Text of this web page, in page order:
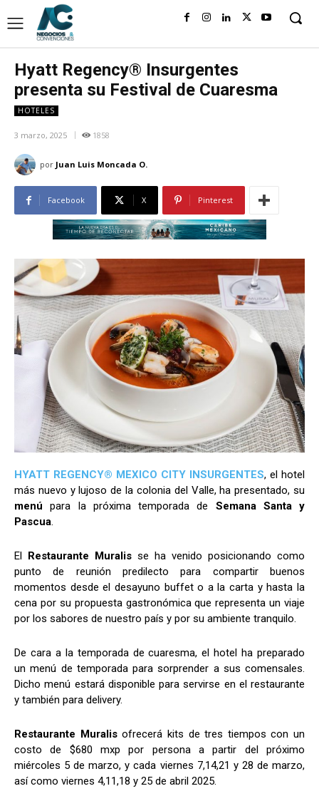
Hyatt Regency® Insurgentes
presenta su Festival de Cuaresma
HOTELES
3 marzo, 2025 1858
por Juan Luis Moncada O.
Facebook X Pinterest
HYATT REGENCY® MEXICO CITY INSURGENTES, el hotel
más nuevo y lujoso de la colonia del Valle, ha presentado, su
menú para la próxima temporada de Semana Santa y
Pascua.
El Restaurante Muralis se ha venido posicionando como
punto de reunión predilecto para compartir buenos
momentos desde el desayuno buffet o a la carta y hasta la
cena por su propuesta gastronómica que representa un viaje
por los sabores de nuestro país y por su ambiente tranquilo.
De cara a la temporada de cuaresma, el hotel ha preparado
un menú de temporada para sorprender a sus comensales.
Dicho menú estará disponible para servirse en el restaurante
y también para delivery.
Restaurante Muralisofrecerá kits de tres tiempos con un
costo de $680 mxp por persona a partir del próximo
miércoles 5 de marzo, y cada viernes 7,14,21 y 28 de marzo,
así como viernes 4,11,18 y 25 de abril 2025.